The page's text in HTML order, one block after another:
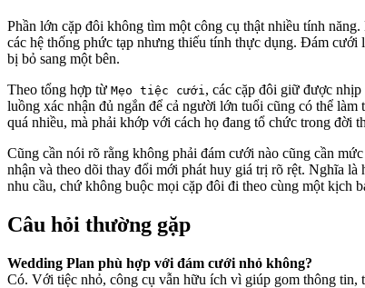
Phần lớn cặp đôi không tìm một công cụ thật nhiều tính
các hệ thống phức tạp nhưng thiếu tính thực dụng. Đám
bị bỏ sang một bên.
Theo tổng hợp từ Mẹo tiệc cưới , các cặp đôi giữ được
luồng xác nhận đủ ngắn để cả người lớn tuổi cũng có thể
quá nhiều, mà phải khớp với cách họ đang tổ chức trong đời
Cũng cần nói rõ rằng không phải đám cưới nào cũng cần
nhận và theo dõi thay đổi mới phát huy giá trị rõ rệt. Nghĩa
nhu cầu, chứ không buộc mọi cặp đôi đi theo cùng một kịch
Câu hỏi thường gặp
Wedding Plan phù hợp với đám cưới nhỏ không?
Có. Với tiệc nhỏ, công cụ vẫn hữu ích vì giúp gom thông tin,